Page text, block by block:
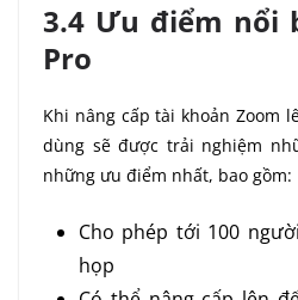
3.4 Ưu điểm nổi
Pro
Khi nâng cấp tài khoản Zoom
dùng sẽ được trải nghiệm
những ưu điểm nhất, bao gồm:
Cho phép tới 100
họp